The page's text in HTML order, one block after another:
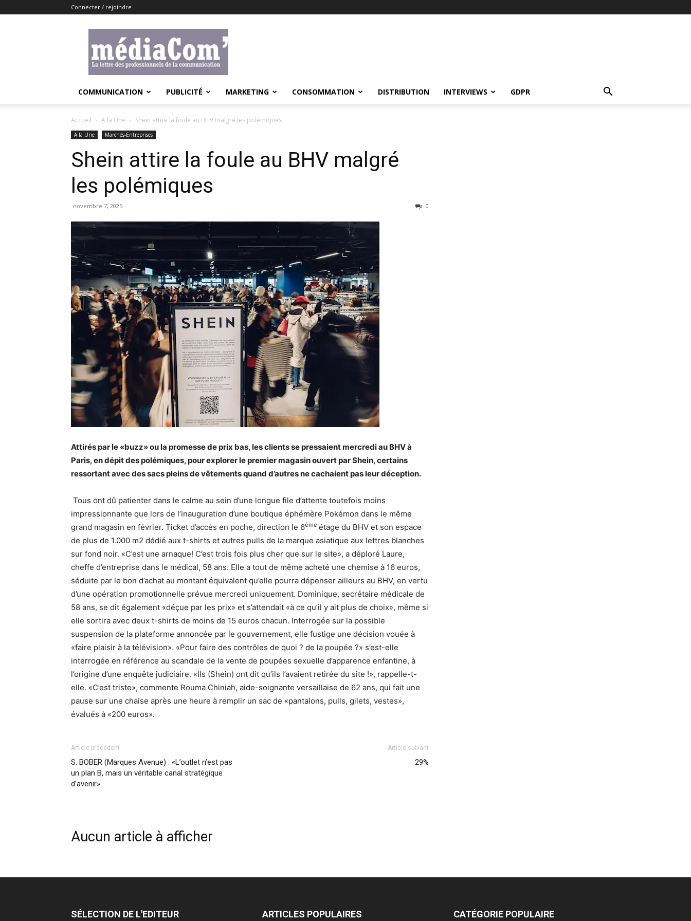
Connecter / rejoindre
COMMUNICATION PUBLICITÉ MARKETING CONSOMMATION DISTRIBUTION INTERVIEWS GDPR
Accueil A la Une Shein attire la foule au BHV malgré les polémiques
A la Une Marchés-Entreprises
Shein attire la foule au BHV malgré
les polémiques
novembre 7, 2025 0
Attirés par le «buzz» ou la promesse de prix bas, les clients se pressaient mercredi au BHV à
Paris, en dépit des polémiques, pour explorer le premier magasin ouvert par Shein, certains
ressortant avec des sacs pleins de vêtements quand d’autres ne cachaient pas leur déception.
Tous ont dû patienter dans le calme au sein d’une longue file d’attente toutefois moins
impressionnante que lors de l’inauguration d’une boutique éphémère Pokémon dans le même
grand magasin en février. Ticket d’accès en poche, direction le 6ème étage du BHV et son espace
de plus de 1.000 m2 dédié aux t-shirts et autres pulls de la marque asiatique aux lettres blanches
sur fond noir. «C’est une arnaque! C’est trois fois plus cher que sur le site», a déploré Laure,
cheffe d’entreprise dans le médical, 58 ans. Elle a tout de même acheté une chemise à 16 euros,
séduite par le bon d’achat au montant équivalent qu’elle pourra dépenser ailleurs au BHV, en vertu
d’une opération promotionnelle prévue mercredi uniquement. Dominique, secrétaire médicale de
58 ans, se dit également «déçue par les prix» et s’attendait «à ce qu’il y ait plus de choix», même si
elle sortira avec deux t-shirts de moins de 15 euros chacun. Interrogée sur la possible
suspension de la plateforme annoncée par le gouvernement, elle fustige une décision vouée à
«faire plaisir à la télévision». «Pour faire des contrôles de quoi ? de la poupée ?» s’est-elle
interrogée en référence au scandale de la vente de poupées sexuelle d’apparence enfantine, à
l’origine d’une enquête judiciaire. «Ils (Shein) ont dit qu’ils l’avaient retirée du site !», rappelle-t-
elle. «C’est triste», commente Rouma Chiniah, aide-soignante versaillaise de 62 ans, qui fait une
pause sur une chaise après une heure à remplir un sac de «pantalons, pulls, gilets, vestes»,
évalués à «200 euros».
Article précédent
S. BOBER (Marques Avenue) : «L’outlet n’est pas
un plan B, mais un véritable canal stratégique
d’avenir»
Article suivant
29%
Aucun article à afficher
SÉLECTION DE L'EDITEUR ARTICLES POPULAIRES CATÉGORIE POPULAIRE